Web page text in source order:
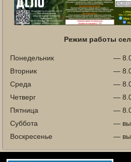
Режим работы
Понедельник
—
Вторник
—
Среда
—
Четверг
—
Пятница
—
Суббота
—
Воскресенье
—